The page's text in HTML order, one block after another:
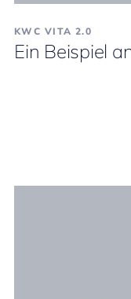
KWC VITA 2.0
Ein Beispiel